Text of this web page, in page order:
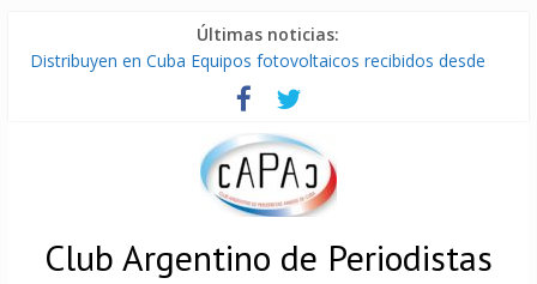
Últimas noticias:
Distribuyen en Cuba Equipos fotovoltaicos recibidos desde
La ONU condena medidas de EE.UU contra Cuba
Cuba alerta sobre doctrina militar de dominación de EEUU
Nuevas sanciones de EEUU contra Cuba apuntan a la
cooperación militar con Rusia y China
Brutal represión contra los que marchan para que no se
venda la patria
Club Argentino de Periodistas